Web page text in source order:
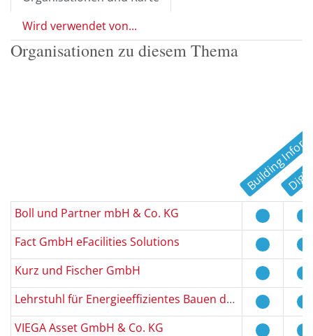
Wird verwendet von...
Organisationen zu diesem Thema
Boll und Partner mbH & Co. KG
Fact GmbH eFacilities Solutions
Kurz und Fischer GmbH
Lehrstuhl für Energieeffizientes Bauen der RWTH Aachen
VIEGA Asset GmbH & Co. KG